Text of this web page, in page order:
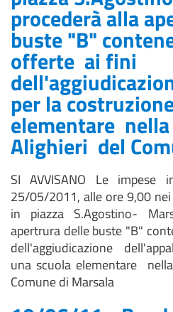
procederà alla
buste "B"
offerte ai fini
per la
elementare
Alighieri del
SI AVVISANO Le impese
25/05/2011, alle ore 9,00
in piazza S.Agostino-
apertrura delle buste "B"
dell'aggiudicazione
una scuola elementare
Comune di Marsala